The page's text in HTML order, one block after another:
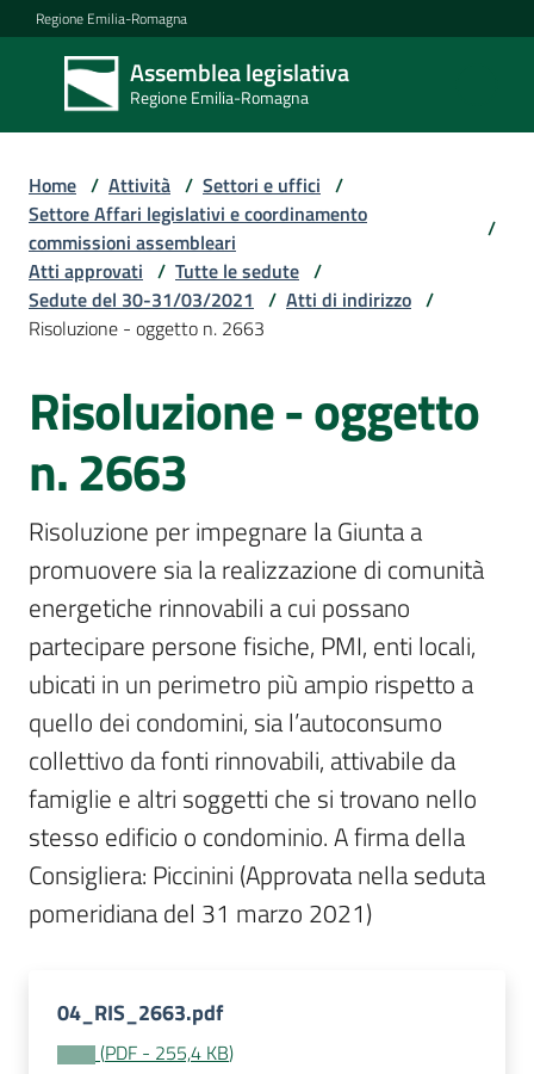
Vai al contenuto
Vai alla navigazione
Vai al footer
Regione Emilia-Romagna
Assemblea legislativa
Regione Emilia-Romagna
Assemblea
legislativa
Regione Emilia-
Assemblea
Per
i
media
Per
i
cittadini
Home / Attività / Settori e uffici /
Settore Affari legislativi e coordinamento
commissioni assembleari
/
Atti approvati / Tutte le sedute /
Sedute del 30-31/03/2021 / Atti di indirizzo /
Risoluzione - oggetto n. 2663
Risoluzione - oggetto
n. 2663
Risoluzione per impegnare la Giunta a
promuovere sia la realizzazione di comunità
energetiche rinnovabili a cui possano
partecipare persone fisiche, PMI, enti locali,
ubicati in un perimetro più ampio rispetto a
quello dei condomini, sia l’autoconsumo
collettivo da fonti rinnovabili, attivabile da
famiglie e altri soggetti che si trovano nello
stesso edificio o condominio. A firma della
Consigliera: Piccinini (Approvata nella seduta
pomeridiana del 31 marzo 2021)
04_RIS_2663.pdf
(PDF - 255,4 KB)